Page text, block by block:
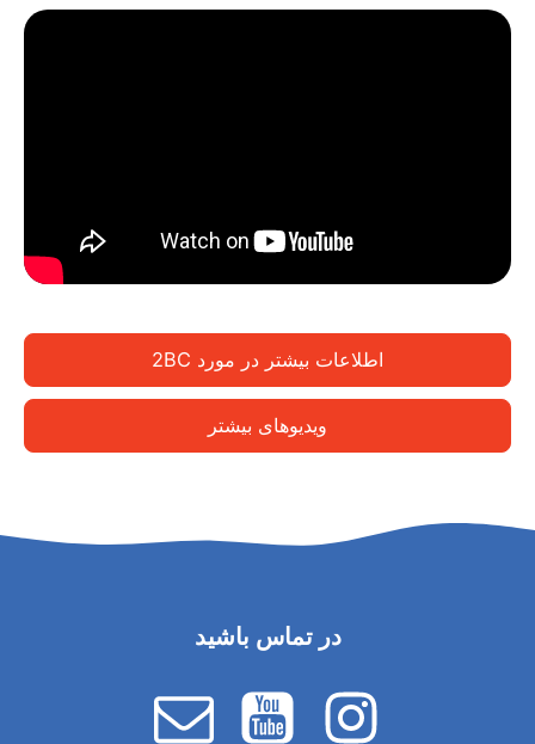
اطلاعات بیشتر در مورد 2BC
ویدیوهای بیشتر
در تماس باشید